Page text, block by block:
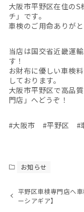
大阪市平野区在住の
チ」です。
車検のご用命ありが
当店は国交省近畿運
す！
お財布に優しい車検
しております。
大阪市平野区で高品
門店」へどうぞ！
#大阪市 #平野区
お知らせ
平野区車検専門店へ
ーシアギア】